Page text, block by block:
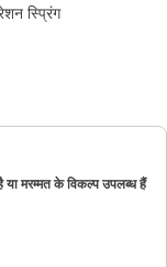
स्प्रिंग
मरम्मत के विकल्प उपलब्ध हैं